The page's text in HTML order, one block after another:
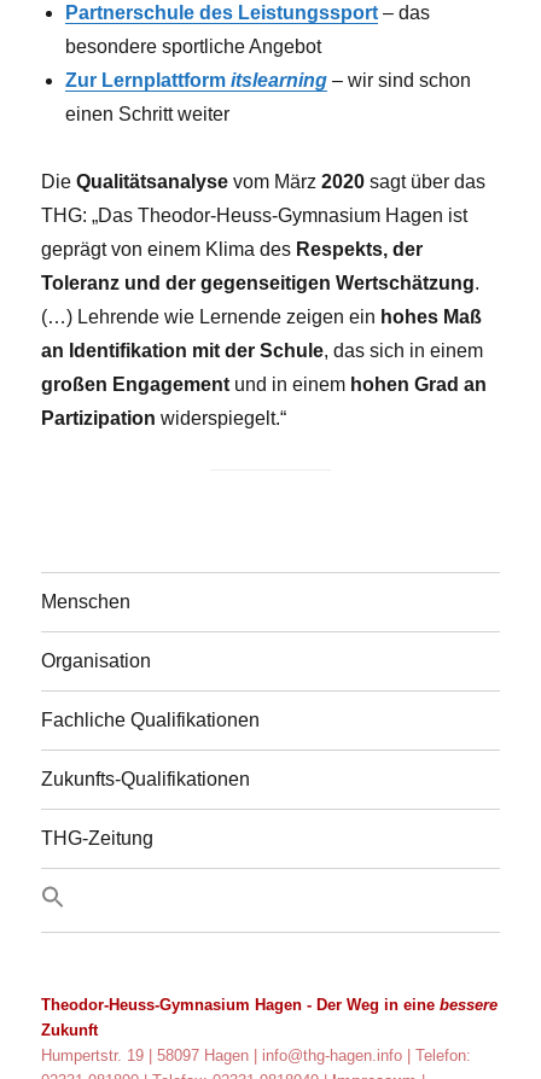
Partnerschule des Leistungssport – das
besondere sportliche Angebot
Zur Lernplattformitslearning – wir sind schon
einen Schritt weiter
DieQualitätsanalyse vom März2020 sagt über das
THG: „Das Theodor-Heuss-Gymnasium Hagen ist
geprägt von einem Klima des Respekts, der
Toleranz und der gegenseitigen Wertschätzung.
(…) Lehrende wie Lernende zeigen ein hohes Maß
an Identifikation mit der Schule, das sich in einem
großen Engagement und in einem hohen Grad an
Partizipation widerspiegelt.“
Menschen
Organisation
Fachliche Qualifikationen
Zukunfts-Qualifikationen
THG-Zeitung
Theodor-Heuss-Gymnasium Hagen - Der Weg in einebessere
Zukunft
Humpertstr. 19 | 58097 Hagen | info@thg-hagen.info | Telefon: